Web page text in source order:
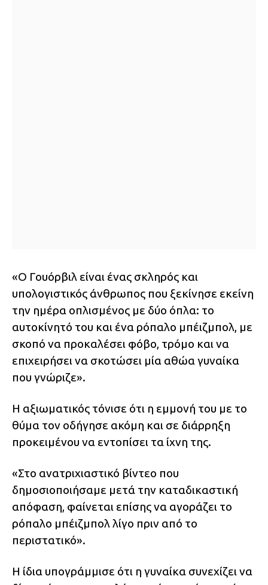
«Ο Γουόρβιλ είναι ένας σκληρός και
υπολογιστικός άνθρωπος που ξεκίνησε εκείνη
την ημέρα οπλισμένος με δύο όπλα: το
αυτοκίνητό του και ένα ρόπαλο μπέιζμπολ, με
σκοπό να προκαλέσει φόβο, τρόμο και να
επιχειρήσει να σκοτώσει μία αθώα γυναίκα
που γνώριζε».
Η αξιωματικός τόνισε ότι η εμμονή του με το
θύμα τον οδήγησε ακόμη και σε διάρρηξη
προκειμένου να εντοπίσει τα ίχνη της.
«Στο ανατριχιαστικό βίντεο που
δημοσιοποιήσαμε μετά την καταδικαστική
απόφαση, φαίνεται επίσης να αγοράζει το
ρόπαλο μπέιζμπολ λίγο πριν από το
περιστατικό».
Η ίδια υπογράμμισε ότι η γυναίκα συνεχίζει να